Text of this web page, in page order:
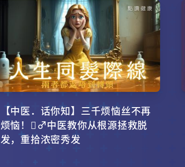
【中医．话你知】三千烦恼丝不再
烦恼！‍♂️中医教你从根源拯救脱
发，重拾浓密秀发